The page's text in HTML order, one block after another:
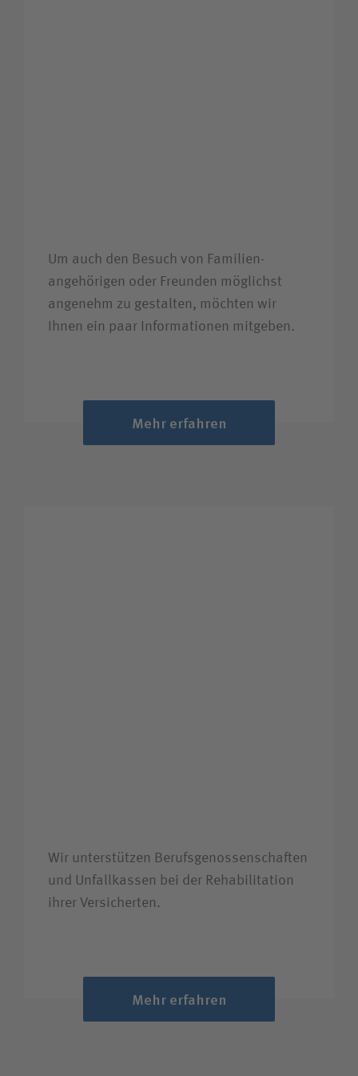
Um auch den Besuch von Familien­
angehörigen oder Freunden möglichst
angenehm zu gestalten, möchten wir
Ihnen ein paar Informationen mitgeben.
Mehr erfahren
Wir unter­stützen Berufs­genossen­schaften
und Unfall­kassen bei der Rehabilitation
ihrer Versicherten.
Mehr erfahren